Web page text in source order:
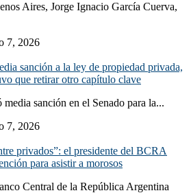
Aires, Jorge Ignacio García Cuerva,
7, 2026
sanción a la ley de propiedad privada,
que retirar otro capítulo clave
sanción en el Senado para la...
7, 2026
privados”: el presidente del BCRA
para asistir a morosos
Central de la República Argentina